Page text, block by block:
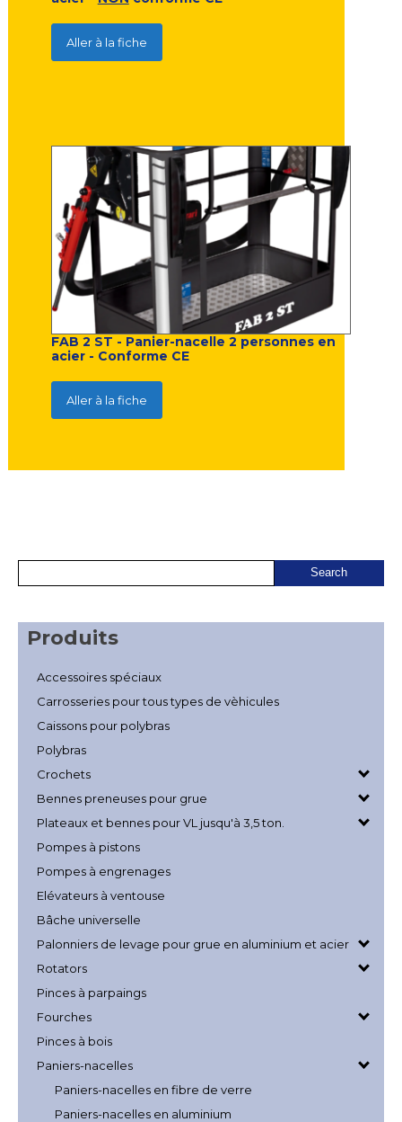
Produits
Accessoires spéciaux
Carrosseries pour tous types de vèhicules
Caissons pour polybras
Polybras
Crochets
Bennes preneuses pour grue
Plateaux et bennes pour VL jusqu'à 3,5 ton.
Pompes à pistons
Pompes à engrenages
Elévateurs à ventouse
Bâche universelle
Palonniers de levage pour grue en aluminium et acier
Rotators
Pinces à parpaings
Fourches
Pinces à bois
Paniers-nacelles
Paniers-nacelles en fibre de verre
Paniers-nacelles en aluminium
Aller à la fiche
FAB 2 ST - Panier-nacelle 2 personnes en
acier - Conforme CE
Aller à la fiche